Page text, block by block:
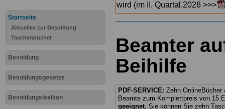
Startseite
Aktuelles zur Besoldung
Taschenbücher
Besoldung
Besoldungsgesetze
Besoldungslexikon
wird (im II. Quartal.2026 >>>
Beamter
Beihilfe
PDF-SERVICE: Zehn
Beamte zum Komplettpreis von 15
geeignet. Sie können Sie zehn